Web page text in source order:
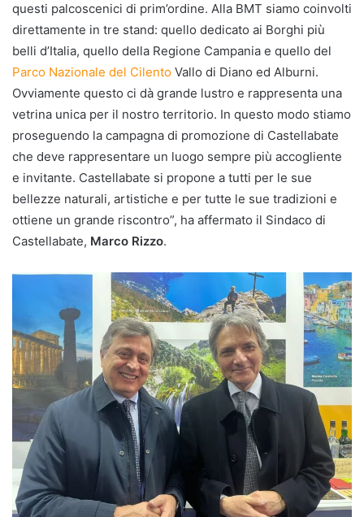
questi palcoscenici di prim’ordine. Alla BMT siamo coinvolti
direttamente in tre stand: quello dedicato ai Borghi più
belli d’Italia, quello della Regione Campania e quello del
Parco Nazionale del Cilento Vallo di Diano ed Alburni.
Ovviamente questo ci dà grande lustro e rappresenta una
vetrina unica per il nostro territorio. In questo modo stiamo
proseguendo la campagna di promozione di Castellabate
che deve rappresentare un luogo sempre più accogliente
e invitante. Castellabate si propone a tutti per le sue
bellezze naturali, artistiche e per tutte le sue tradizioni e
ottiene un grande riscontro”, ha affermato il Sindaco di
Castellabate, Marco Rizzo.